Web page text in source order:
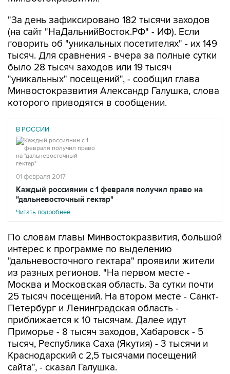
"За день зафиксировано 182 тысячи заходов
(на сайт "НаДальнийВосток.РФ" - ИФ). Если
говорить об "уникальных посетителях" - их 149
тысяч. Для сравнения - вчера за полные сутки
было 28 тысяч заходов или 19 тысяч
"уникальных" посещений", - сообщил глава
Минвостокразвития Александр Галушка, слова
которого приводятся в сообщении.
В РОССИИ
01 февраля 2017
Каждый россиянин с 1 февраля получил право на
"дальневосточный гектар"
Читать подробнее
По словам главы Минвостокразвития, большой
интерес к программе по выделению
"дальневосточного гектара" проявили жители
из разных регионов. "На первом месте -
Москва и Московская область. За сутки почти
25 тысяч посещений. На втором месте - Санкт-
Петербург и Ленинградская область -
приближается к 10 тысячам. Далее идут
Приморье - 8 тысяч заходов, Хабаровск - 5
тысяч, Республика Саха (Якутия) - 3 тысячи и
Краснодарский с 2,5 тысячами посещений
сайта", - сказал Галушка.